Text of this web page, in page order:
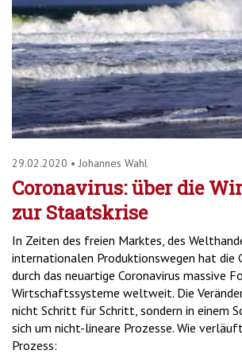
29.02.2020 • Johannes Wahl
Coronavirus: über die
zur Staatskrise
In Zeiten des freien Marktes, des
internationalen Produktionswegen hat die
durch das neuartige Coronavirus massive
Wirtschaftssysteme weltweit. Die
nicht Schritt für Schritt, sondern in einem
sich um nicht-lineare Prozesse. Wie
Prozess: